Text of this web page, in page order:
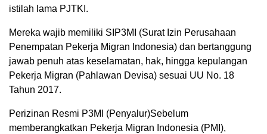
istilah lama PJTKI.
Mereka wajib memiliki SIP3MI (Surat Izin Perusahaan
Penempatan Pekerja Migran Indonesia) dan bertanggung
jawab penuh atas keselamatan, hak, hingga kepulangan
Pekerja Migran (Pahlawan Devisa) sesuai UU No. 18
Tahun 2017.
Perizinan Resmi P3MI (Penyalur)Sebelum
memberangkatkan Pekerja Migran Indonesia (PMI),